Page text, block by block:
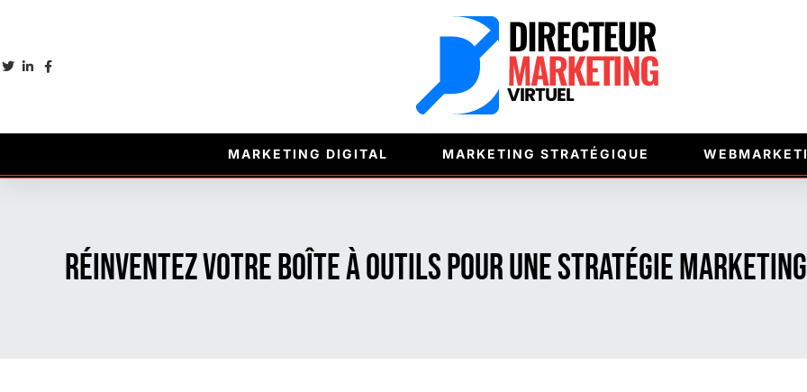
MARKETING DIGITAL MARKETING STRATÉGIQUE
Réinventez votre boîte à outils pour une stratégie